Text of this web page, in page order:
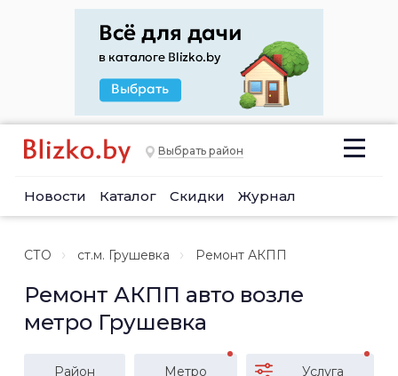
Выбрать район
Новости Каталог Скидки Журнал
СТО ст.м. Грушевка Ремонт АКПП
Ремонт АКПП авто возле
метро Грушевка
Район Метро Услуга